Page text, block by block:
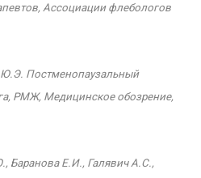
Ассоциации флебологов
Постменопаузальный
РМЖ, Медицинское обозрение,
Баранова Е.И., Галявич А.С.,